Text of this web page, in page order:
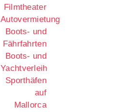
Filmtheater
Autovermietung
Boots- und
Fährfahrten
Boots- und
Yachtverleih
Sporthäfen
auf
Mallorca